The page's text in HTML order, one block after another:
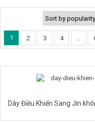
1 2 3 4 …
Dây Điều Khiển Sang Jin